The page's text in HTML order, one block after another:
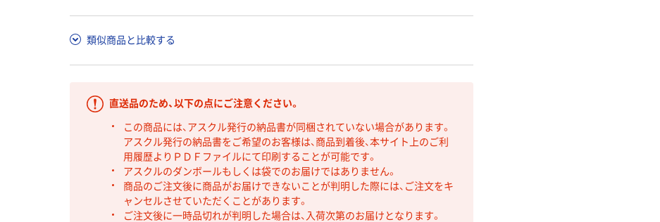
類似商品と比較する
直送品のため、以下の点にご注意ください。
この商品には、アスクル発行の納品書が同梱されていない場合があります。
アスクル発行の納品書をご希望のお客様は、商品到着後、本サイト上のご利
用履歴よりＰＤＦファイルにて印刷することが可能です。
アスクルのダンボールもしくは袋でのお届けではありません。
商品のご注文後に商品がお届けできないことが判明した際には、ご注文をキ
ャンセルさせていただくことがあります。
ご注文後に一時品切れが判明した場合は、入荷次第のお届けとなります。